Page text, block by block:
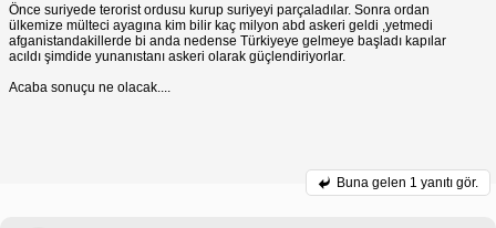
Önce suriyede terorist ordusu kurup suriyeyi parçaladılar. Sonra ordan
ülkemize mülteci ayagına kim bilir kaç milyon abd askeri geldi ,yetmedi
afganistandakillerde bi anda nedense Türkiyeye gelmeye başladı kapılar
acıldı şimdide yunanıstanı askeri olarak güçlendiriyorlar.
Acaba sonuçu ne olacak....
Buna gelen 1 yanıtı gör.